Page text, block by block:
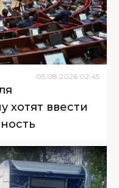
05 08 2026 02:45
хотят ввести